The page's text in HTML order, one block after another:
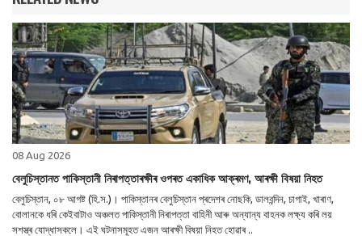
08 Aug 2026
বেলুচিস্তানত পাকিস্তানী নিৰাপত্তাৰক্ষীৰ ওপৰত একাধিক আক্ৰমণ, আৰক্ষী বিষয়া নিহত
বেলুচিস্তান, ০৮ আগষ্ট (হি.স.)। পাকিস্তানৰ বেলুচিস্তান প্ৰদেশৰ নোছকি, ডালবন্দিন, চাগাই, খাৰাণ,
বোলানকে ধৰি কেইবাটাও অঞ্চলত পাকিস্তানী নিৰাপত্তা বাহিনী আৰু অন্যান্য বাহনক লক্ষ্য কৰি লয়
সশস্ত্ৰ যোদ্ধাসকলে। এই ঘটনাসমূহত এজন আৰক্ষী বিষয়া নিহত হোৱাৰ ..